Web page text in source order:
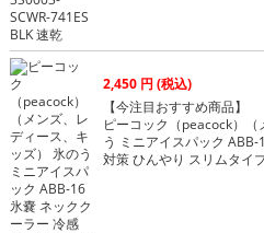
2,450 円 (税込)
【今注目おすすめ商品】
ピーコック（peacock）
う ミニアイスパック
対策 ひんやり スリムタイ